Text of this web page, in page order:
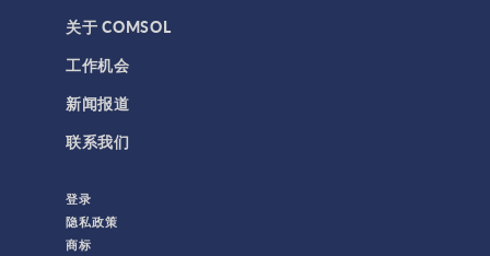
关于 COMSOL
工作机会
新闻报道
联系我们
登录
隐私政策
商标